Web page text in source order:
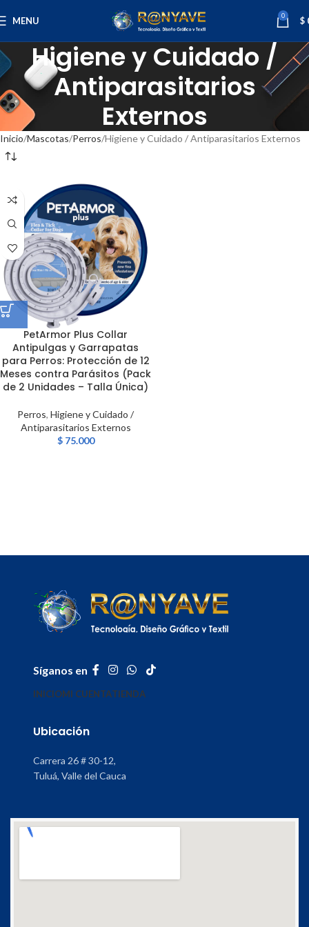
MENU 0 $
Higiene y Cuidado /
Antiparasitarios
Externos
Inicio Mascotas Perros Higiene y Cuidado / Antiparasitarios Externos
PetArmor Plus Collar
Antipulgas y Garrapatas
para Perros: Protección de 12
Meses contra Parásitos (Pack
de 2 Unidades – Talla Única)
Perros, Higiene y Cuidado /
Antiparasitarios Externos
$75.000
Síganos en
INICIOMI CUENTATIENDA
Ubicación
Carrera 26 # 30-12,
Tuluá, Valle del Cauca